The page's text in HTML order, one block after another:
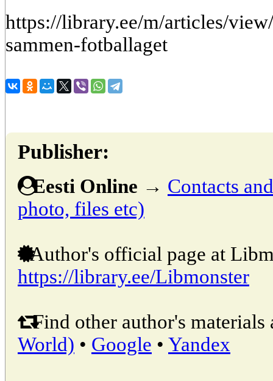
https://library.ee/m/articles/
sammen-fotballaget
Publisher:
Eesti Online → Contacts
photo, files etc)
Author's official page at
https://library.ee/Libmonster
Find other author's materials
World) • Google • Yandex